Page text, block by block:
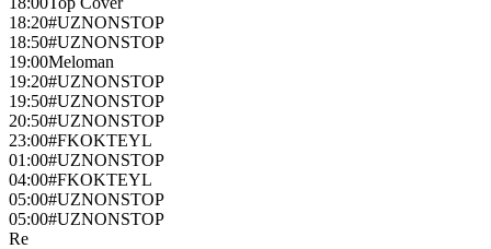
18:20#UZNONSTOP
18:50#UZNONSTOP
19:00Meloman
19:20#UZNONSTOP
19:50#UZNONSTOP
20:50#UZNONSTOP
23:00#FKOKTEYL
01:00#UZNONSTOP
04:00#FKOKTEYL
05:00#UZNONSTOP
05:00#UZNONSTOP
Re